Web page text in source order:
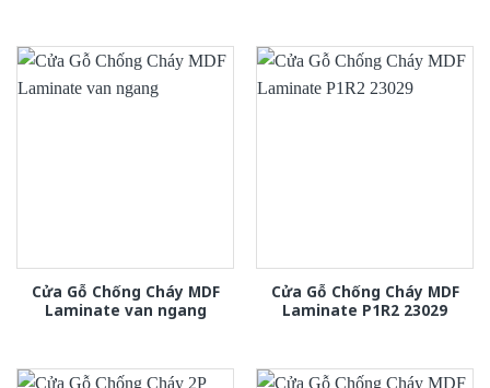
Cửa Gỗ Chống Cháy MDF
Laminate van ngang
Cửa Gỗ Chống Cháy MDF
Laminate P1R2 23029